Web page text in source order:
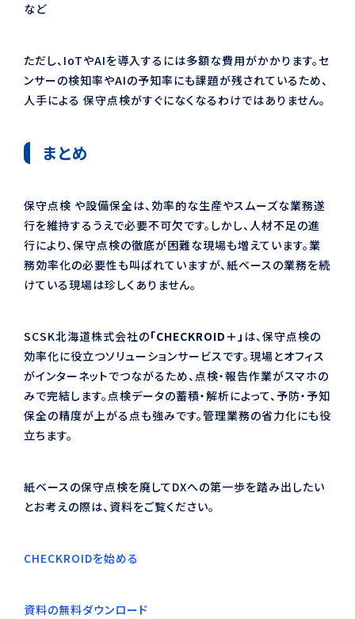
など
ただし、IoTやAIを導入するには多額な費用がかかります。セ
ンサーの検知率やAIの予知率にも課題が残されているため、
人手による 保守点検がすぐになくなるわけではありません。
まとめ
保守点検 や設備保全は、効率的な生産やスムーズな業務遂
行を維持するうえで必要不可欠です。しかし、人材不足の進
行により、保守点検の徹底が困難な現場も増えています。業
務効率化の必要性も叫ばれていますが、紙ベースの業務を続
けている現場は珍しくありません。
SCSK北海道株式会社の「CHECKROID＋」 は、保守点検の
効率化に役立つソリューションサービスです。現場とオフィス
がインターネットでつながるため、点検・報告作業がスマホの
みで完結します。点検データの蓄積・解析によって、予防・予知
保全の精度が上がる点も強みです。管理業務の省力化にも役
立ちます。
紙ベースの保守点検を廃してDXへの第一歩を踏み出したい
とお考えの際は、資料をご覧ください。
CHECKROIDを始める
資料の無料ダウンロード